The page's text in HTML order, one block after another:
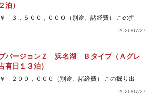
泊）
３，５００，０００（別途、諸経費） この掘
2026/07/27
バージョンＺ 浜名湖 Ｂタイプ（Ａグレ
有日１３泊）
２００，０００（別途、諸経費） この掘り出
2026/07/27